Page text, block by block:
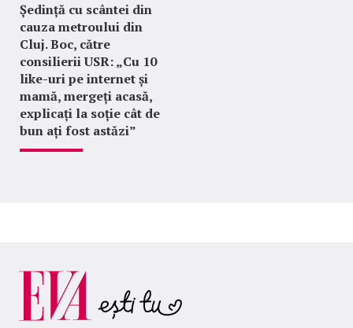
Ședință cu scântei din
cauza metroului din
Cluj. Boc, către
consilierii USR: „Cu 10
like-uri pe internet și
mamă, mergeți acasă,
explicați la soție cât de
bun ați fost astăzi”